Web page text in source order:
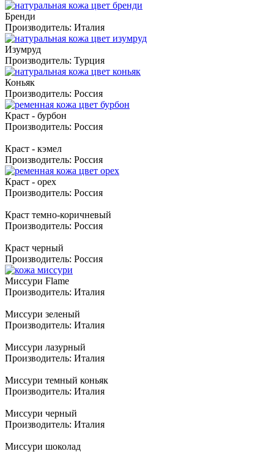
Бренди
Производитель: Италия
Изумруд
Производитель: Турция
Коньяк
Производитель: Россия
Краст - бурбон
Производитель: Россия
Краст - кэмел
Производитель: Россия
Краст - орех
Производитель: Россия
Краст темно-коричневый
Производитель: Россия
Краст черный
Производитель: Россия
Миссури Flame
Производитель: Италия
Миссури зеленый
Производитель: Италия
Миссури лазурный
Производитель: Италия
Миссури темный коньяк
Производитель: Италия
Миссури черный
Производитель: Италия
Миссури шоколад